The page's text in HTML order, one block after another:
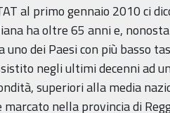
al primo gennaio 2010 ci
ha oltre 65 anni e,
uno dei Paesi con più basso
negli ultimi decenni ad
superiori alla media
nella provincia di